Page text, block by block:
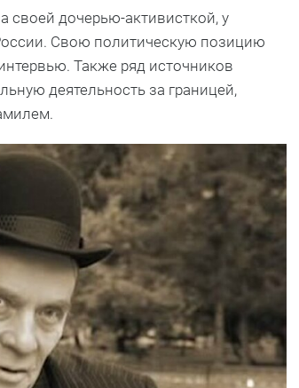
своей дочерью-активисткой, у
Свою политическую позицию
Также ряд источников
деятельность за границей,